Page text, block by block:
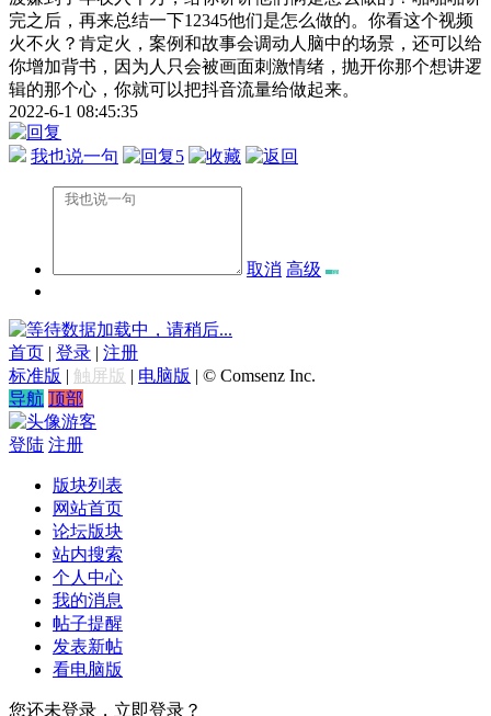
完之后，再来总结一下12345他们是怎么做的。你看这个视频
火不火？肯定火，案例和故事会调动人脑中的场景，还可以给
你增加背书，因为人只会被画面刺激情绪，抛开你那个想讲逻
辑的那个心，你就可以把抖音流量给做起来。
2022-6-1 08:45:35
我也说一句 5
取消 高级
数据加载中，请稍后...
首页 | 登录 | 注册
标准版 | 触屏版 | 电脑版 | © Comsenz Inc.
导航 顶部
游客
登陆 注册
版块列表
网站首页
论坛版块
站内搜索
个人中心
我的消息
帖子提醒
发表新帖
看电脑版
您还未登录，立即登录？